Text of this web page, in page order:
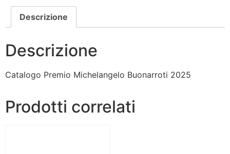
Descrizione
Descrizione
Catalogo Premio Michelangelo Buonarroti 2025
Prodotti correlati